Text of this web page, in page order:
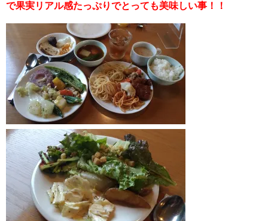
で果実リアル感たっぷりでとっても美味しい事！！